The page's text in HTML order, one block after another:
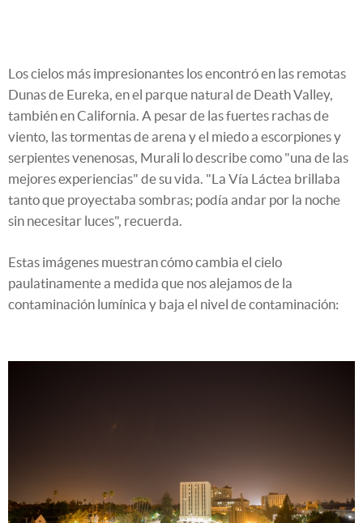
Los cielos más impresionantes los encontró en las remotas
Dunas de Eureka, en el parque natural de Death Valley,
también en California. A pesar de las fuertes rachas de
viento, las tormentas de arena y el miedo a escorpiones y
serpientes venenosas, Murali lo describe como "una de las
mejores experiencias" de su vida. "La Vía Láctea brillaba
tanto que proyectaba sombras; podía andar por la noche
sin necesitar luces", recuerda.
Estas imágenes muestran cómo cambia el cielo
paulatinamente a medida que nos alejamos de la
contaminación lumínica y baja el nivel de contaminación: